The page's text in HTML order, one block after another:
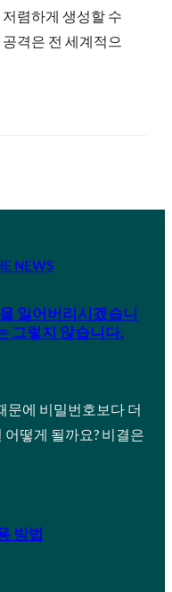
렴하게 생성할 수
격은 전 세계적으
NEWS
잃어버리시겠습니
그렇지 않습니다.
문에 비밀번호보다 더
떻게 될까요? 비결은
방법